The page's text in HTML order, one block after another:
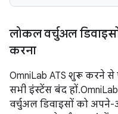
लोकल वर्चुअल
करना
OmniLab ATS शुरू करने
सभी इंस्टेंस बंद हों.
वर्चुअल डिवाइसों को